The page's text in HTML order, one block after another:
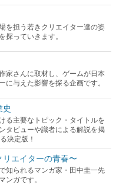
を担う若きクリエイター達の姿
探っていきます。
家さんに取材し、ゲームが日本
与えた影響を探る企画です。
る主要なトピック・タイトルを
タビューや識者による解説を掲
決定版！
エイターの青春〜
知られるマンガ家・田中圭一先
ガです。